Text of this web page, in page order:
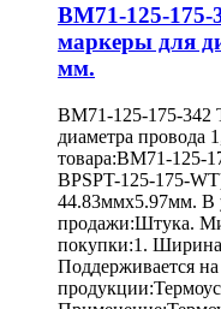
BM71-125-
маркеры для
мм.
BM71-125-175-342
диаметра провода
товара:BM71-125-
BPSPT-125-175-
44.83ммх5.97мм. В
продажи:Штука.
покупки:1.
Поддерживается